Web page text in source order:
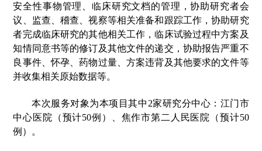
安全性事物管理、临床研究文档的管理，协助研究者会
议、监查、稽查、视察等相关准备和跟踪工作，协助研究
者完成临床研究的其他相关工作，临床试验过程中方案及
知情同意书等的修订及其他文件的递交，协助报告严重不
良事件、怀孕、药物过量、方案违背及其他要求的文件等
并收集相关原始数据等。
本次服务对象为本项目其中2家研究分中心：江门市
中心医院（预计50例）、焦作市第二人民医院（预计50
例）。